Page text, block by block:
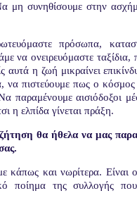
μη συνηθίσουμε στην
πρόσωπα,
να ονειρευόμαστε ταξίδια,
αυτά η ζωή μικραίνει
να πιστεύουμε πως ο κόσμος
παραμένουμε αισιόδοξοι
η ελπίδα γίνεται πράξη.
θα ήθελα να μας
κάπως και νωρίτερα. Είναι
ποίημα της συλλογής που